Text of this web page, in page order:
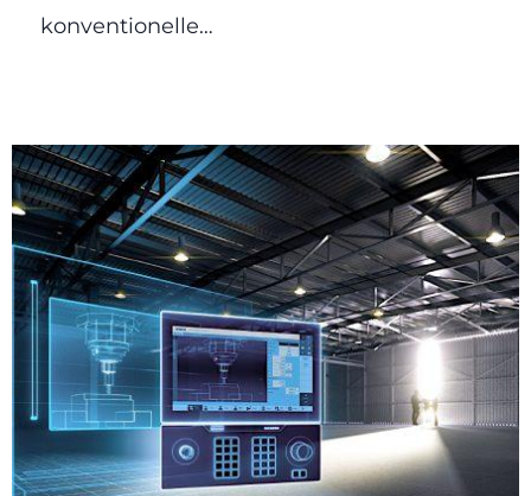
konventionelle…